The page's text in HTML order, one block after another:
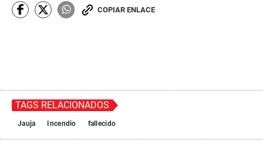
COPIAR ENLACE
TAGS RELACIONADOS
Jauja Incendio fallecido